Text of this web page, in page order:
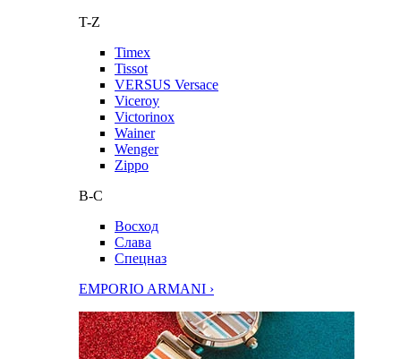
T-Z
Timex
Tissot
VERSUS Versace
Viceroy
Victorinox
Wainer
Wenger
Zippo
В-С
Восход
Слава
Спецназ
EMPORIO ARMANI ›